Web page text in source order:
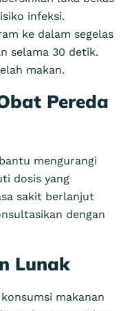
infeksi.
ke dalam segelas
selama 30 detik.
makan.
Pereda
mengurangi
dosis yang
sakit berlanjut
dengan
Lunak
makanan